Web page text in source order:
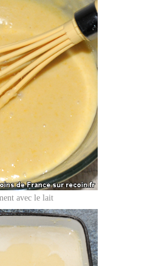
avec le lait